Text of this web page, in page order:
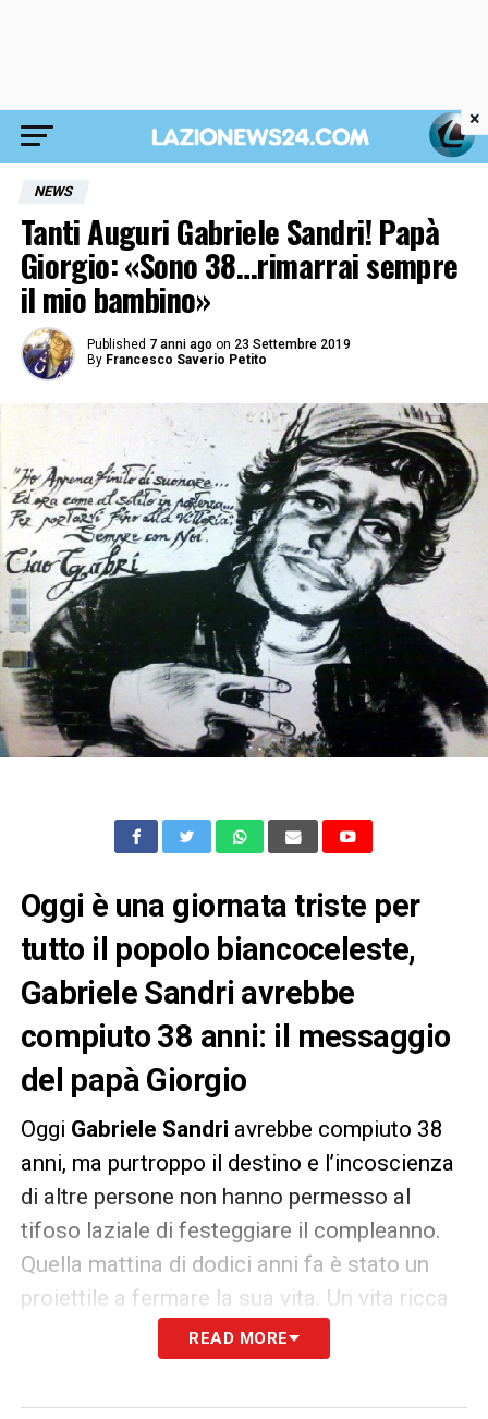
NEWS
Tanti Auguri Gabriele Sandri! Papà
Giorgio: «Sono 38…rimarrai sempre
il mio bambino»
Published 7 anni ago on 23 Settembre 2019
By Francesco Saverio Petito
Oggi è una giornata triste per
tutto il popolo biancoceleste,
Gabriele Sandri avrebbe
compiuto 38 anni: il messaggio
del papà Giorgio
Oggi Gabriele Sandri avrebbe compiuto 38
anni, ma purtroppo il destino e l’incoscienza
di altre persone non hanno permesso al
tifoso laziale di festeggiare il compleanno.
Quella mattina di dodici anni fa è stato un
proiettile a fermare la sua vita. Un vita ricca
di amici, passioni e amore per la sua Lazio.
Papà Giorgio, attraverso il suo profilo
READ MORE
×